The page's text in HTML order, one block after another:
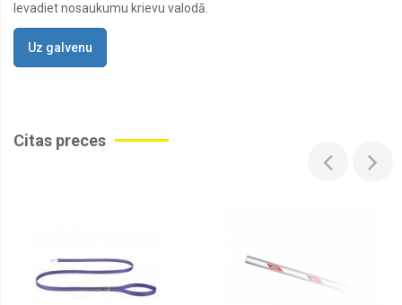
Ievadiet nosaukumu krievu valodā.
Uz galvenu
Citas preces